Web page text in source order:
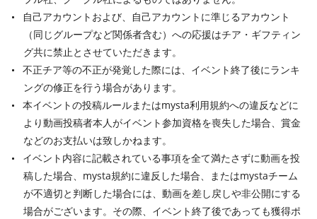
自己アカウントおよび、自己アカウントに準じるアカウント
（同じグループなど関係者含む）への応援はチア・ギフティン
グ共に禁止とさせていただきます。
不正チア等の不正が発覚した際には、イベント終了後にランキ
ングの修正を行う場合があります。
本イベントの投稿ルールまたはmysta利用規約への違反などに
より動画投稿者本人がイベント参加資格を喪失した場合、賞金
などのお支払いは致しかねます。
イベント内容に記載されている事項を全て満たさずに動画を投
稿した場合、mysta規約に違反した場合、またはmystaチーム
が不適切と判断した場合には、動画を差し戻しや非公開にする
場合がございます。その際、イベント終了後であっても獲得ポ